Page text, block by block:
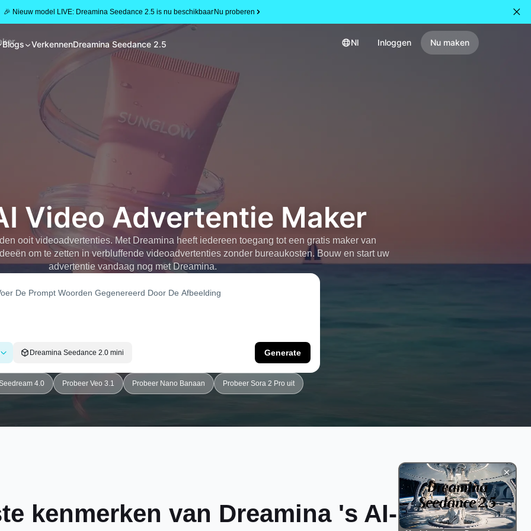
🎉 Nieuw model LIVE: Dreamina Seedance 2.5 is nu beschikbaarNu proberen
Blogs VerkennenDreamina Seedance 2.5 Nl Inloggen Nu maken
Video Advertentie Maker
ooit videoadvertenties. Met Dreamina heeft iedereen toegang tot een gratis maker van
om te zetten in verbluffende videoadvertenties zonder bureaukosten. Bouw en start uw
advertentie vandaag nog met Dreamina.
Dreamina Seedance 2.0 mini Generate
4.0 Probeer Veo 3.1 Probeer Nano Banaan Probeer Sora 2 Pro uit
kenmerken van Dreamina 's AI-